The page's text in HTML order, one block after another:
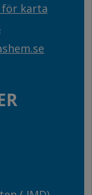
för karta